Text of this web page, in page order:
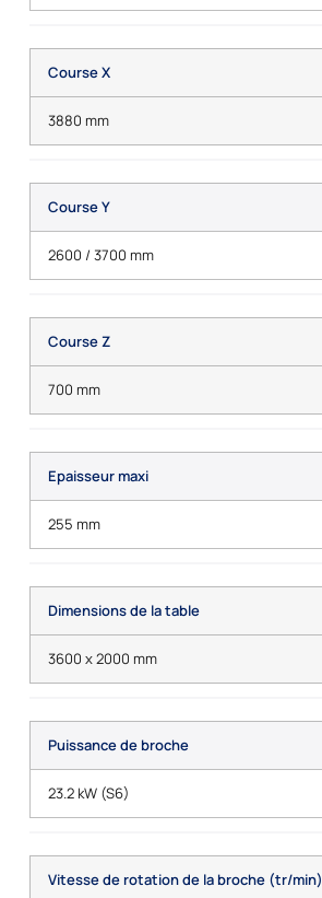
Course X
3880 mm
Course Y
2600 / 3700 mm
Course Z
700 mm
Epaisseur maxi
255 mm
Dimensions de la table
3600 x 2000 mm
Puissance de broche
23.2 kW (S6)
Vitesse de rotation de la broche (tr/min)